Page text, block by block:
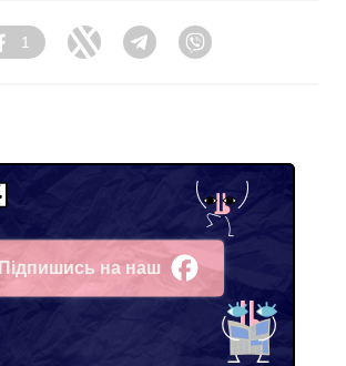
Facebook
1
Twitter Telegram
Підпишись на наш
Facebook